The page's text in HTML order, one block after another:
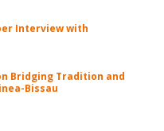
Interview with
Bridging Tradition and
Bissau